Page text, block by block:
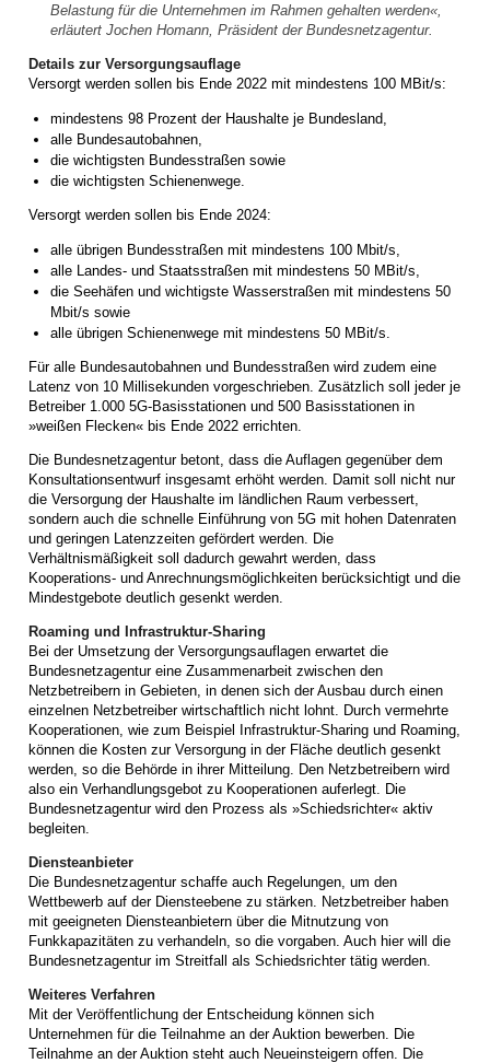
Belastung für die Unternehmen im Rahmen gehalten werden«,
erläutert Jochen Homann, Präsident der Bundesnetzagentur.
Details zur Versorgungsauflage
Versorgt werden sollen bis Ende 2022 mit mindestens 100 MBit/s:
mindestens 98 Prozent der Haushalte je Bundesland,
alle Bundesautobahnen,
die wichtigsten Bundesstraßen sowie
die wichtigsten Schienenwege.
Versorgt werden sollen bis Ende 2024:
alle übrigen Bundesstraßen mit mindestens 100 Mbit/s,
alle Landes- und Staatsstraßen mit mindestens 50 MBit/s,
die Seehäfen und wichtigste Wasserstraßen mit mindestens 50
Mbit/s sowie
alle übrigen Schienenwege mit mindestens 50 MBit/s.
Für alle Bundesautobahnen und Bundesstraßen wird zudem eine
Latenz von 10 Millisekunden vorgeschrieben. Zusätzlich soll jeder je
Betreiber 1.000 5G-Basisstationen und 500 Basisstationen in
»weißen Flecken« bis Ende 2022 errichten.
Die Bundesnetzagentur betont, dass die Auflagen gegenüber dem
Konsultationsentwurf insgesamt erhöht werden. Damit soll nicht nur
die Versorgung der Haushalte im ländlichen Raum verbessert,
sondern auch die schnelle Einführung von 5G mit hohen Datenraten
und geringen Latenzzeiten gefördert werden. Die
Verhältnismäßigkeit soll dadurch gewahrt werden, dass
Kooperations- und Anrechnungsmöglichkeiten berücksichtigt und die
Mindestgebote deutlich gesenkt werden.
Roaming und Infrastruktur-Sharing
Bei der Umsetzung der Versorgungsauflagen erwartet die
Bundesnetzagentur eine Zusammenarbeit zwischen den
Netzbetreibern in Gebieten, in denen sich der Ausbau durch einen
einzelnen Netzbetreiber wirtschaftlich nicht lohnt. Durch vermehrte
Kooperationen, wie zum Beispiel Infrastruktur-Sharing und Roaming,
können die Kosten zur Versorgung in der Fläche deutlich gesenkt
werden, so die Behörde in ihrer Mitteilung. Den Netzbetreibern wird
also ein Verhandlungsgebot zu Kooperationen auferlegt. Die
Bundesnetzagentur wird den Prozess als »Schiedsrichter« aktiv
begleiten.
Diensteanbieter
Die Bundesnetzagentur schaffe auch Regelungen, um den
Wettbewerb auf der Diensteebene zu stärken. Netzbetreiber haben
mit geeigneten Diensteanbietern über die Mitnutzung von
Funkkapazitäten zu verhandeln, so die vorgaben. Auch hier will die
Bundesnetzagentur im Streitfall als Schiedsrichter tätig werden.
Weiteres Verfahren
Mit der Veröffentlichung der Entscheidung können sich
Unternehmen für die Teilnahme an der Auktion bewerben. Die
Teilnahme an der Auktion steht auch Neueinsteigern offen. Die